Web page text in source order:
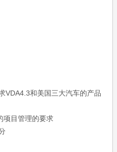
和美国三大汽车的产品
目管理的要求